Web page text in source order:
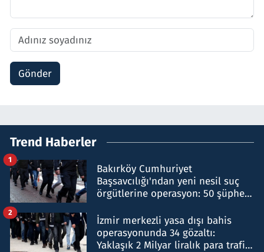
Gönder
Trend Haberler
Bakırköy Cumhuriyet
Başsavcılığı'ndan yeni nesil suç
örgütlerine operasyon: 50 şüpheli
1
İzmir merkezli yasa dışı bahis
operasyonunda 34 gözaltı:
Yaklaşık 2 Milyar liralık para trafiği
2